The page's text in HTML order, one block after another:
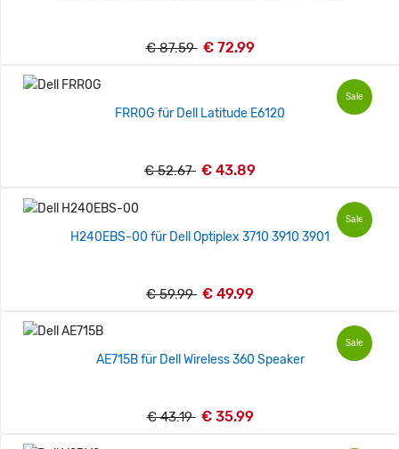
€ 87.59 € 72.99
Sale
FRR0G für Dell Latitude E6120
€ 52.67 € 43.89
Sale
H240EBS-00 für Dell Optiplex 3710 3910 3901
€ 59.99 € 49.99
Sale
AE715B für Dell Wireless 360 Speaker
€ 43.19 € 35.99